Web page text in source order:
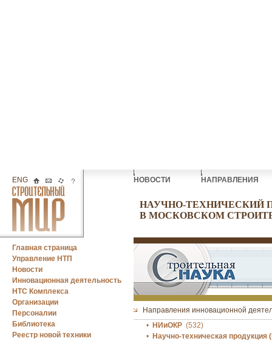
ENG НОВОСТИ НАПРАВЛЕНИЯ
НАУЧНО-ТЕХНИЧЕСКИЙ
В МОСКОВСКОМ
Главная страница
Управление НТП
Новости
Инновационная деятельность
НТС Комплекса
Организации
Персоналии
Библиотека
Реестр новой техники
Направления инновационной
• НИиОКР (532)
• Научно-техническая